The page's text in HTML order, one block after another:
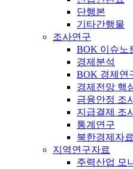
단행본
기타간행물
조사연구
BOK 이슈노
경제분석
BOK 경제연
경제전망 핵
금융안정 조
지급결제 조
통계연구
북한경제자료
지역연구자료
주력산업 모